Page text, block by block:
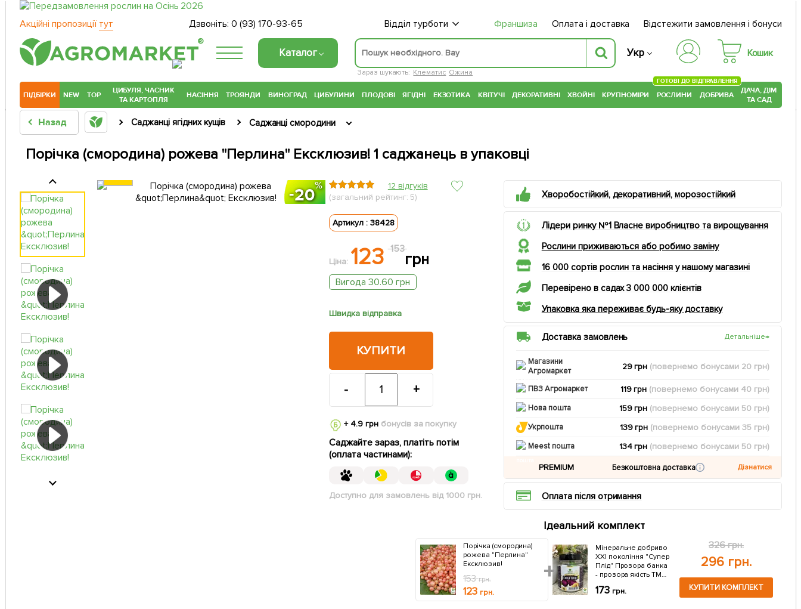
Акційні пропозиції тут Дзвоніть: 0 (93) 170-93-65 Відділ турботи Франшиза Оплата і доставка Відстежити замовлення і бонуси
®
Каталог
Зараз шукають: Клематис Ожина
Укр Кошик
ПІДБІРКИ NEW TOP
ЦИБУЛЯ, ЧАСНИК
ТА КАРТОПЛЯ
НАСІННЯ ТРОЯНДИ ВИНОГРАД ЦИБУЛИНИ ПЛОДОВІ ЯГІДНІ ЕКЗОТИКА КВІТУЧІ ДЕКОРАТИВНІ ХВОЙНІ КРУПНОМІРИ РОСЛИНИ
ГОТОВІ ДО ВІДПРАВЛЕННЯ
ДОБРИВА
ДАЧА, ДІМ
ТА САД
Назад Саджанці ягідних кущів Саджанці смородини
Порічка (смородина) рожева "Перлина" Ексклюзив! 1 саджанець в упаковці
20
12 відгуків
(загальний рейтинг: 5)
Артикул : 38428
Ціна: 123 153
грн
Вигода 30.60 грн
Швидка відправка
КУПИТИ
- +
+ 4.9 грнбонусів за покупку
Саджайте зараз, платіть потім
(оплата частинами):
Доступно для замовлень від 1000 грн.
Хворобостійкий, декоративний, морозостійкий
Лідери ринку №1 Власне виробництво та вирощування
Рослини приживаються або робимо заміну
16 000 сортів рослин та насіння у нашому магазині
Перевірено в садах 3 000 000 клієнтів
Упаковка яка переживає будь-яку доставку
Доставка замовлень Детальніше→
Магазини
Агромаркет
29 грн (повернемо бонусами 20 грн)
ПВЗ Агромаркет 119 грн (повернемо бонусами 40 грн)
Нова пошта 159 грн (повернемо бонусами 50 грн)
Укрпошта 139 грн (повернемо бонусами35 грн)
Meest пошта 134 грн (повернемо бонусами 50 грн)
PREMIUM Безкоштовна доставка Дізнатися
Оплата після отримання
Ідеальний комплект
Порічка (смородина)
рожева "Перлина"
Ексклюзив!
153грн.
123 грн.
Мiнеральне добриво
ХХI поколiння "Супер
Плiд" Прозора банка
- прозора якiсть ТМ
173 грн.
326 грн.
296 грн.
КУПИТИ КОМПЛЕКТ